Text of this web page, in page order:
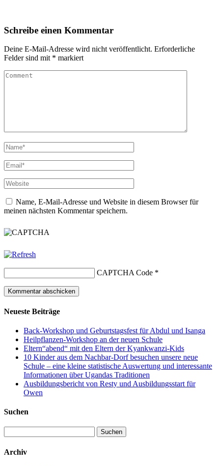
Schreibe einen Kommentar
Deine E-Mail-Adresse wird nicht veröffentlicht. Erforderliche
Felder sind mit * markiert
Name, E-Mail-Adresse und Website in diesem Browser für
meinen nächsten Kommentar speichern.
CAPTCHA Code *
Neueste Beiträge
Back-Workshop und Geburtstagsfest für Abdul und Isanga
Heilpflanzen-Workshop an der neuen Schule
Eltern“abend“ mit den Eltern der Kyankwanzi-Kids
10 Kinder aus dem Nachbar-Dorf besuchen unsere neue
Schule – eine kleine statistische Auswertung und interessante
Informationen über Ugandas Traditionen
Ausbildungsbericht von Resty und Ausbildungsstart für
Owen
Suchen
nach:
Archiv